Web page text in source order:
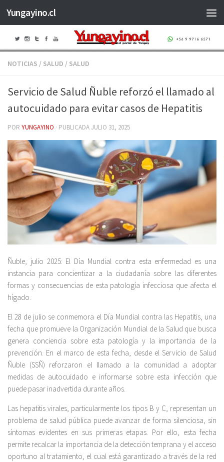
Saltar al contenido
Yungayino.cl
NOTICIAS / SALUD / SALUD
Servicio de Salud Ñuble reforzó el llamado al
autocuidado para evitar casos de Hepatitis
POR YUNGAYINO · PUBLICADAJULIO 31, 2025
Ñuble, julio 2025: El Día Mundial contra esta enfermedad es una
instancia para concientizar a la ciudadanía sobre las diferentes
formas y consecuencias de esta patología infecciosa que afecta el
hígado.
El 28 de julio se conmemora el Día Mundial contra las Hepatitis, una
fecha que promueve la Organización Mundial de la Salud que busca
genera conciencia sobre esta patología y la importancia de la
prevención. En el marco de esta fecha, desde el Servicio de Salud
Ñuble (SSÑ) reforzaron el llamado a la comunidad a adoptar
medidas de autocuidado e informarse sobre esta infección que
puede pasar inadvertida durante años.
Las hepatitis virales, particularmente los tipos B y C, representan un
problema de salud pública puede avanzar de forma silenciosa, sin
síntomas evidentes en sus primeras etapas. Por ello, esta fecha
permite recalcar la importancia de la detección temprana y el acceso
oportuno al tratamiento, el cual está garantizado a través de la red